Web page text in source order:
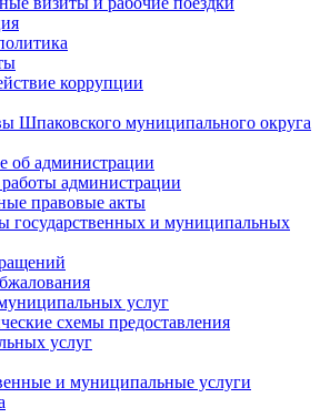
коррупции
Шпаковского муниципального округа
об администрации
работы администрации
правовые акты
государственных и муниципальных
услуг
схемы предоставления
услуг
и муниципальные услуги